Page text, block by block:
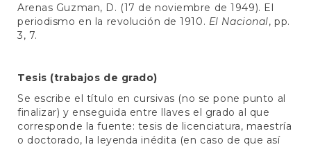
Arenas Guzman, D. (17 de noviembre de 1949). El
periodismo en la revolución de 1910. El Nacional, pp.
3, 7.
Tesis (trabajos de grado)
Se escribe el título en cursivas (no se pone punto al
finalizar) y enseguida entre llaves el grado al que
corresponde la fuente: tesis de licenciatura, maestría
o doctorado, la leyenda inédita (en caso de que así